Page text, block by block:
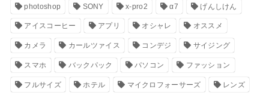
photoshop SONY x-pro2 α7 げんしけん
アイスコーヒー アプリ オシャレ オススメ
カメラ カールツァイス コンデジ サイジング
スマホ バックパック パソコン ファッション
フルサイズ ホテル マイクロフォーサーズ レンズ